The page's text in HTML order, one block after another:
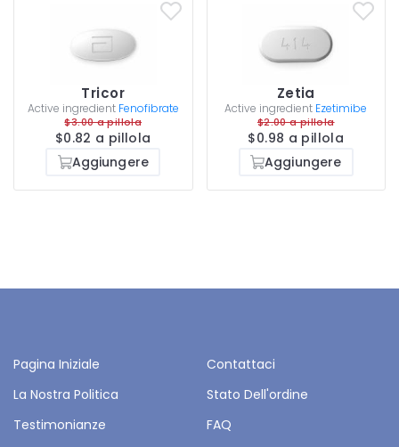
Tricor
Active ingredient Fenofibrate
$3.00 a pillola
$0.82 a pillola
Aggiungere
Zetia
Active ingredient Ezetimibe
$2.00 a pillola
$0.98 a pillola
Aggiungere
Pagina Iniziale
Contattaci
La Nostra Politica
Stato Dell'ordine
Testimonianze
FAQ